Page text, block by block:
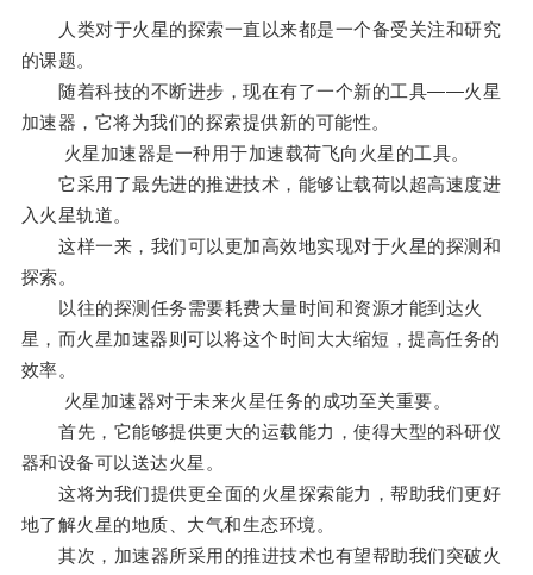
人类对于火星的探索一直以来都是一个备受关注和研究
的课题。
随着科技的不断进步，现在有了一个新的工具——火星
加速器，它将为我们的探索提供新的可能性。
火星加速器是一种用于加速载荷飞向火星的工具。
它采用了最先进的推进技术，能够让载荷以超高速度进
入火星轨道。
这样一来，我们可以更加高效地实现对于火星的探测和
探索。
以往的探测任务需要耗费大量时间和资源才能到达火
星，而火星加速器则可以将这个时间大大缩短，提高任务的
效率。
火星加速器对于未来火星任务的成功至关重要。
首先，它能够提供更大的运载能力，使得大型的科研仪
器和设备可以送达火星。
这将为我们提供更全面的火星探索能力，帮助我们更好
地了解火星的地质、大气和生态环境。
其次，加速器所采用的推进技术也有望帮助我们突破火